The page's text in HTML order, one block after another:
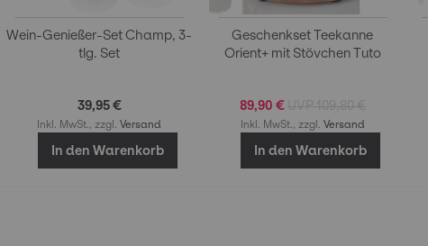
Wein-Genießer-Set Champ, 3-
tlg. Set
39,95 €
Inkl. MwSt., zzgl.Versand
In den Warenkorb
Geschenkset Teekanne
Orient+ mit Stövchen Tuto
89,90 €
Inkl. MwSt., zzgl. Versand
In den Warenkorb